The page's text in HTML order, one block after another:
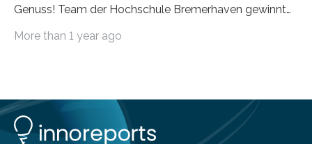
Genuss! Team der Hochschule Bremerhaven gewinnt
ECOTROPHELIAMit der Produktidee “Flexi-Nuggets”
Studierende der Lebensmittelwissenschaften und
wurde zum 16. Mal durch den Forschungskreis der
More than 1 year ago